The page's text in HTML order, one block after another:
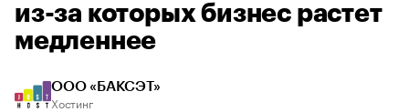
из-за которых бизнес растет
медленнее
ООО «БАКСЭТ»
Хостинг